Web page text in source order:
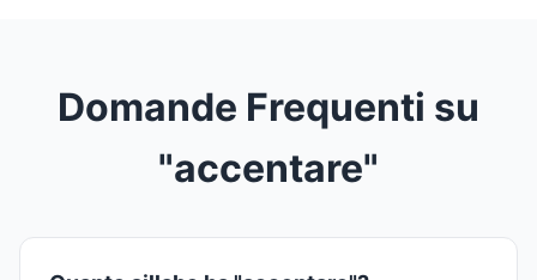
Domande Frequenti su
"accentare"